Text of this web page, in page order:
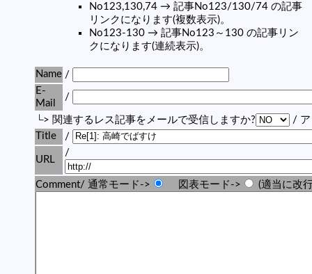
No123,130,74 → 記事No123/130/74 の記事
リンクになります(複数表示)。
No123-130 → 記事No123～130 の記事リン
クになります(連続表示)。
Name /
E-
Mail
/
└> 関連するレス記事をメールで受信しますか?
/ ア
Title
/
URL
/
Comment/ 通常モード-> 図表モード-> (適当に改